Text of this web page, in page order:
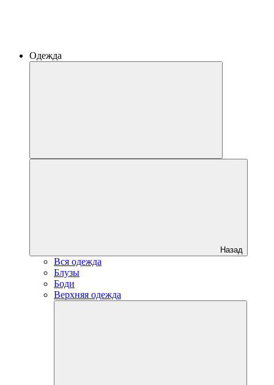
Одежда
Назад
Вся одежда
Блузы
Боди
Верхняя одежда